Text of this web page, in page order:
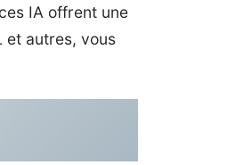
IA offrent une
et autres, vous